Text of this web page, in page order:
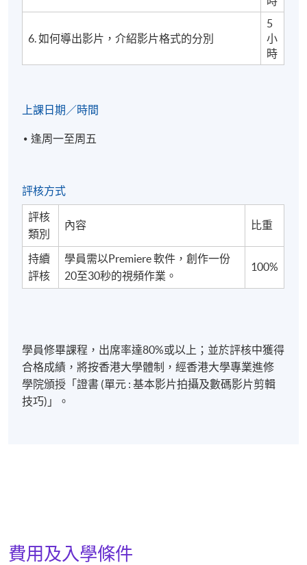
6. 如何導出影片，介紹影片格式的分別
5
小
時
上課日期／時間
逢周一至周五
評核方式
評核
類別
內容 比重
持續
評核
學員需以Premiere 軟件，創作一份
20至30秒的視頻作業。
100%
學員修畢課程，出席率達80%或以上；並於評核中獲得
合格成績，將按香港大學體制，經香港大學專業進修
學院頒授「證書 (單元 : 基本影片拍攝及數碼影片剪輯
技巧)」。
費用及入學條件